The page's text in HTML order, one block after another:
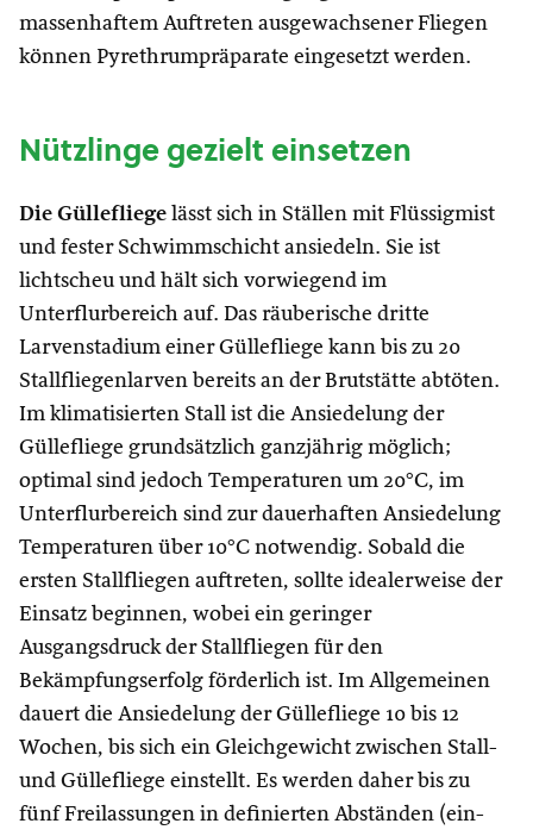
massenhaftem Auftreten ausgewachsener Fliegen
können Pyrethrumpräparate eingesetzt werden.
Nützlinge gezielt einsetzen
Die Güllefliege lässt sich in Ställen mit Flüssigmist
und fester Schwimmschicht ansiedeln. Sie ist
lichtscheu und hält sich vorwiegend im
Unterflurbereich auf. Das räuberische dritte
Larvenstadium einer Güllefliege kann bis zu 20
Stallfliegenlarven bereits an der Brutstätte abtöten.
Im klimatisierten Stall ist die Ansiedelung der
Güllefliege grundsätzlich ganzjährig möglich;
optimal sind jedoch Temperaturen um 20°C, im
Unterflurbereich sind zur dauerhaften Ansiedelung
Temperaturen über 10°C notwendig. Sobald die
ersten Stallfliegen auftreten, sollte idealerweise der
Einsatz beginnen, wobei ein geringer
Ausgangsdruck der Stallfliegen für den
Bekämpfungserfolg förderlich ist. Im Allgemeinen
dauert die Ansiedelung der Güllefliege 10 bis 12
Wochen, bis sich ein Gleichgewicht zwischen Stall-
und Güllefliege einstellt. Es werden daher bis zu
fünf Freilassungen in definierten Abständen (ein-